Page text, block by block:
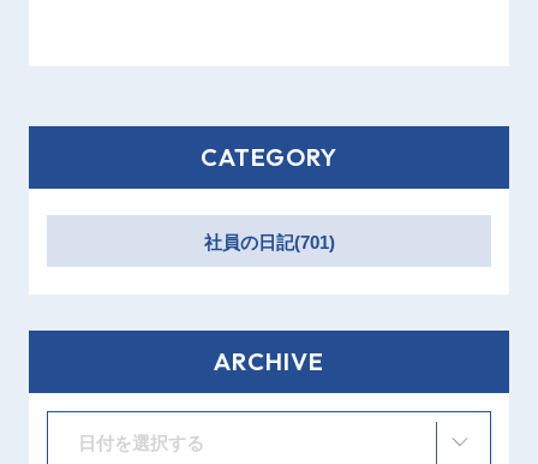
CATEGORY
社員の日記(701)
ARCHIVE
日付を選択する